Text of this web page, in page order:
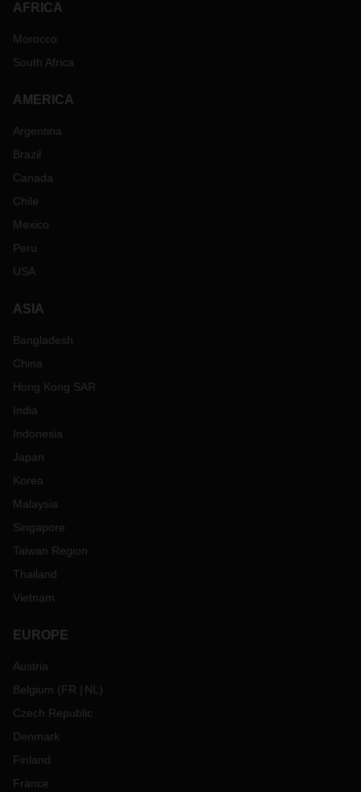
AFRICA
Morocco
South Africa
AMERICA
Argentina
Brazil
Canada
Chile
Mexico
Peru
USA
ASIA
Bangladesh
China
Hong Kong SAR
India
Indonesia
Japan
Korea
Malaysia
Singapore
Taiwan Region
Thailand
Vietnam
EUROPE
Austria
Belgium (FR NL )
Czech Republic
Denmark
Finland
France